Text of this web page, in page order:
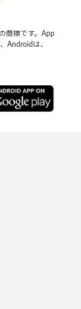
商標です。App
Androidは、